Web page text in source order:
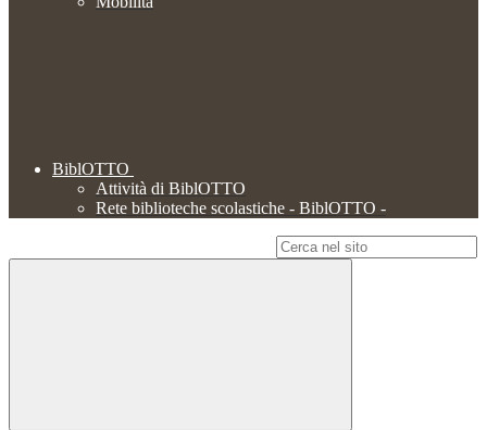
BiblOTTO
Attività di BiblOTTO
Rete biblioteche scolastiche - BiblOTTO -